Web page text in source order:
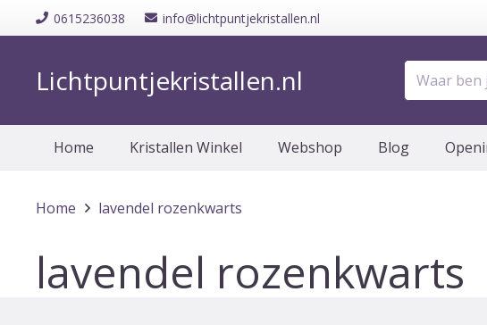
0615236038 info@lichtpuntjekristallen.nl
Lichtpuntjekristallen.nl
Home Kristallen Winkel Webshop Blog
Home lavendel rozenkwarts
lavendel rozenkwarts